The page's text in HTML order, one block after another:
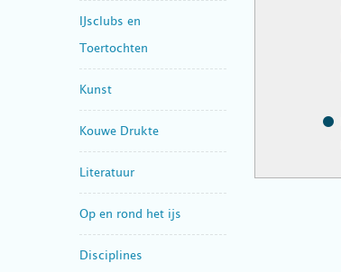
IJsclubs en
Toertochten
Kunst
Kouwe Drukte
Literatuur
Op en rond het ijs
Disciplines